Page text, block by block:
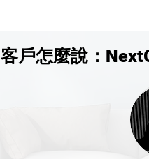
客戶怎麼說：